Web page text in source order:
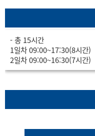
- 총 15시간
1일차 09:00~17:30(8시간)
2일차 09:00~16:30(7시간)